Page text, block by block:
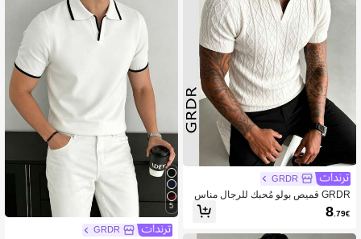
GRDR
GRDR قميص بولو مُحبك للرجال مناس
ب للأنشطة الخارجية، ضروري لإطلالات ع
صرية8.79€
5
GRDR